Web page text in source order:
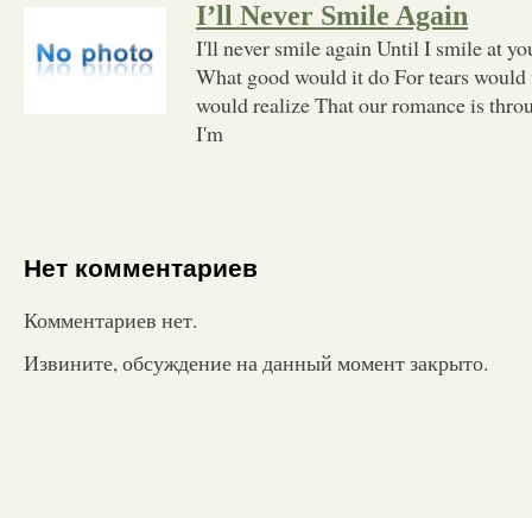
I’ll Never Smile Again
I'll never smile again Until I smile at
What good would it do For tears
would realize That our romance is
I'm
Нет комментариев
Комментариев нет.
Извините, обсуждение на данный момент закрыто.